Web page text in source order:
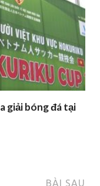
giải bóng đá tại
BÀI SAU